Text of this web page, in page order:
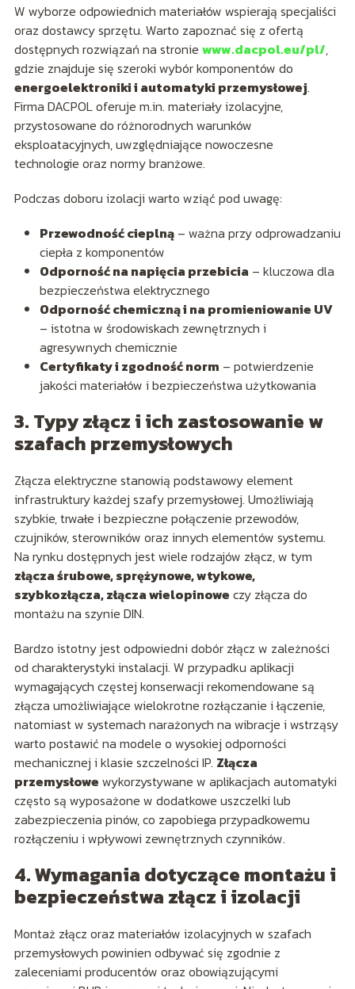
W wyborze odpowiednich materiałów wspierają specjaliści
oraz dostawcy sprzętu. Warto zapoznać się z ofertą
dostępnych rozwiązań na stronie www.dacpol.eu/pl/,
gdzie znajduje się szeroki wybór komponentów do
energoelektroniki i automatyki przemysłowej.
Firma DACPOL oferuje m.in. materiały izolacyjne,
przystosowane do różnorodnych warunków
eksploatacyjnych, uwzględniające nowoczesne
technologie oraz normy branżowe.
Podczas doboru izolacji warto wziąć pod uwagę:
Przewodność cieplną– ważna przy odprowadzaniu
ciepła z komponentów
Odporność na napięcia przebicia – kluczowa dla
bezpieczeństwa elektrycznego
Odporność chemiczną i na promieniowanie UV
– istotna w środowiskach zewnętrznych i
agresywnych chemicznie
Certyfikaty i zgodność norm – potwierdzenie
jakości materiałów i bezpieczeństwa użytkowania
3. Typy złącz i ich zastosowanie w
szafach przemysłowych
Złącza elektryczne stanowią podstawowy element
infrastruktury każdej szafy przemysłowej. Umożliwiają
szybkie, trwałe i bezpieczne połączenie przewodów,
czujników, sterowników oraz innych elementów systemu.
Na rynku dostępnych jest wiele rodzajów złącz, w tym
złącza śrubowe, sprężynowe, wtykowe,
szybkozłącza, złącza wielopinowe czy złącza do
montażu na szynie DIN.
Bardzo istotny jest odpowiedni dobór złącz w zależności
od charakterystyki instalacji. W przypadku aplikacji
wymagających częstej konserwacji rekomendowane są
złącza umożliwiające wielokrotne rozłączanie i łączenie,
natomiast w systemach narażonych na wibracje i wstrząsy
warto postawić na modele o wysokiej odporności
mechanicznej i klasie szczelności IP. Złącza
przemysłowe wykorzystywane w aplikacjach automatyki
często są wyposażone w dodatkowe uszczelki lub
zabezpieczenia pinów, co zapobiega przypadkowemu
rozłączeniu i wpływowi zewnętrznych czynników.
4. Wymagania dotyczące montażu i
bezpieczeństwa złącz i izolacji
Montaż złącz oraz materiałów izolacyjnych w szafach
przemysłowych powinien odbywać się zgodnie z
zaleceniami producentów oraz obowiązującymi